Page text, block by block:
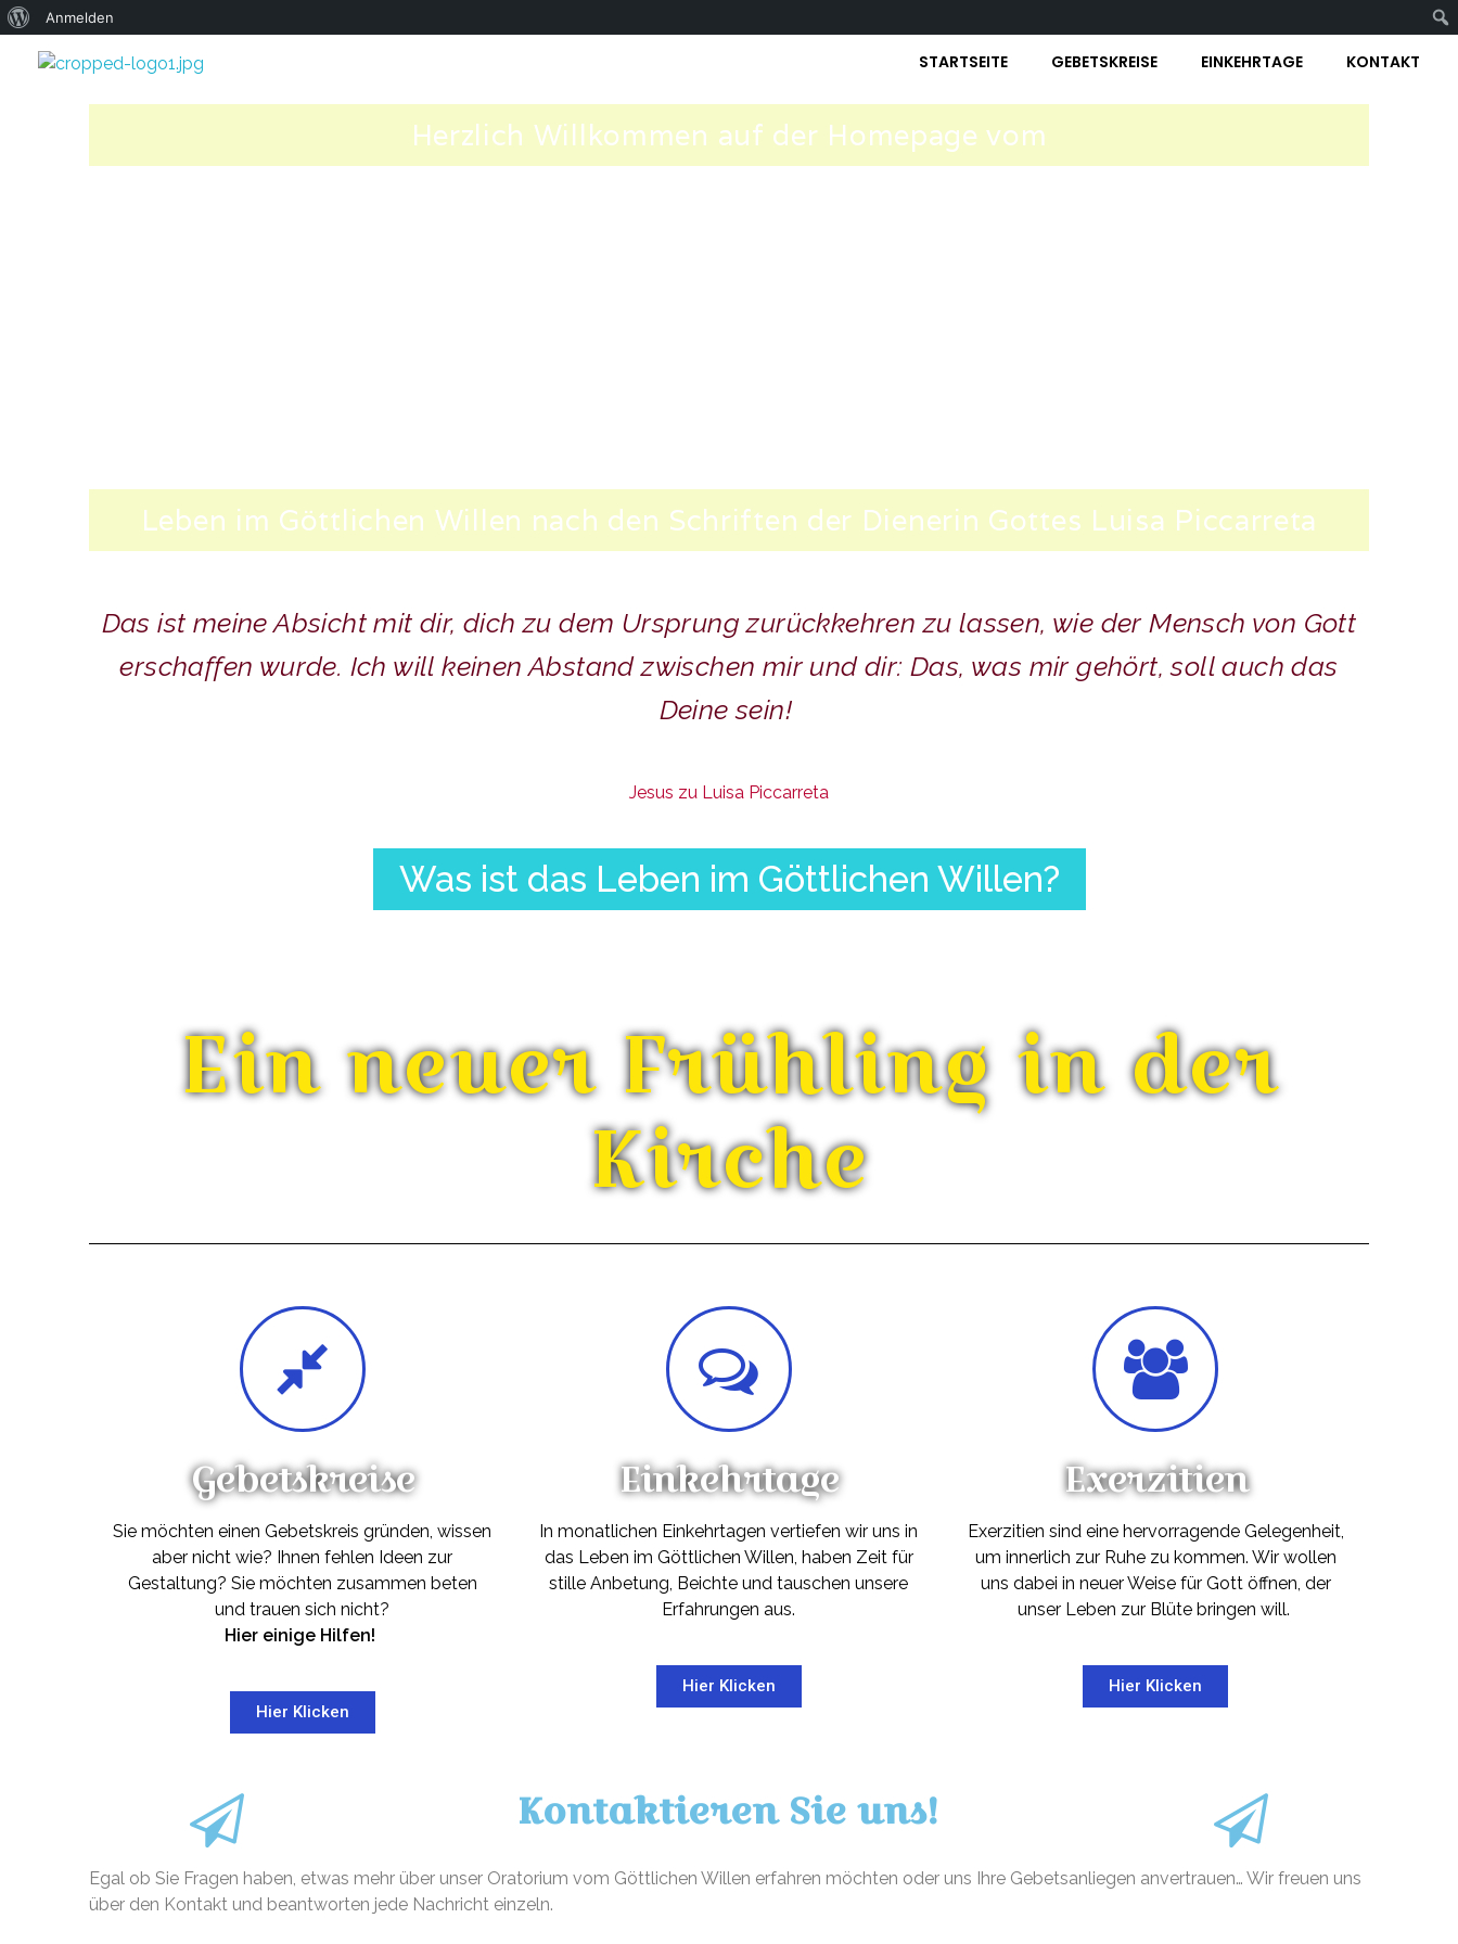
Anmelden
STARTSEITE GEBETSKREISE EINKEHRTAGE KONTAKT
Herzlich Willkommen auf der Homepage vom
Leben im Göttlichen Willen nach den Schriften der Dienerin Gottes Luisa Piccarreta
Das ist meine Absicht mit dir, dich zu dem Ursprung zurückkehren zu lassen, wie der Mensch von Gott
erschaffen wurde. Ich will keinen Abstand zwischen mir und dir: Das, was mir gehört, soll auch das
Deine sein!
Jesus zu Luisa Piccarreta
Was ist das Leben im Göttlichen Willen?
Ein neuer Frühling in der
Kirche
Gebetskreise
Sie möchten einen Gebetskreis gründen, wissen
aber nicht wie? Ihnen fehlen Ideen zur
Gestaltung? Sie möchten zusammen beten
und trauen sich nicht?
Hier einige Hilfen!
Hier Klicken
Einkehrtage
In monatlichen Einkehrtagen vertiefen wir uns in
das Leben im Göttlichen Willen, haben Zeit für
stille Anbetung, Beichte und tauschen unsere
Erfahrungen aus.
Hier Klicken
Exerzitien
Exerzitien sind eine hervorragende Gelegenheit,
um innerlich zur Ruhe zu kommen. Wir wollen
uns dabei in neuer Weise für Gott öffnen, der
unser Leben zur Blüte bringen will.
Hier Klicken
Kontaktieren Sie uns!
Egal ob Sie Fragen haben, etwas mehr über unser Oratorium vom Göttlichen Willen erfahren möchten oder uns Ihre Gebetsanliegen anvertrauen… Wir freuen uns
über den Kontakt und beantworten jede Nachricht einzeln.